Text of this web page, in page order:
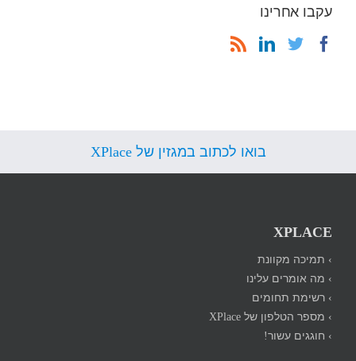
עקבו אחרינו
בואו לכתוב במגזין של XPlace
XPLACE
› תמיכה מקוונת
› מה אומרים עלינו
› רשימת תחומים
› מספר הטלפון של XPlace
› חוגגים עשור!